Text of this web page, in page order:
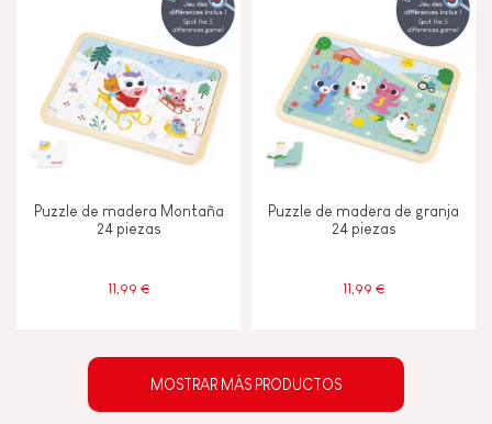
Puzzle de madera Montaña
24 piezas
11,99 €
Puzzle de madera de granja
24 piezas
11,99 €
MOSTRAR MÁS PRODUCTOS